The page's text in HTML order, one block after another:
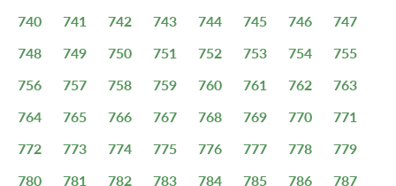
740 741 742 743 744 745 746
747
748
749 750 751 752 753 754
755
756
757 758 759 760 761 762
763
764
765 766 767 768 769 770
771
772
773 774 775 776 777 778
779
780
781 782 783 784 785 786
787